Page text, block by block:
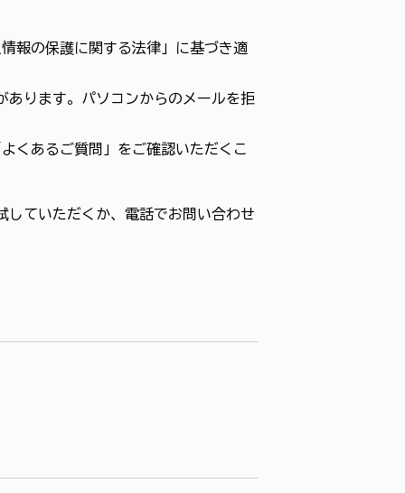
報の保護に関する法律」に基づき適
あります。パソコンからのメールを拒
くあるご質問」をご確認いただくこ
ていただくか、電話でお問い合わせ